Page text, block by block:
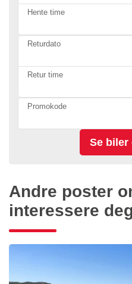
Hente time
Returdato
Retur time
Promokode
Andre poster
interessere